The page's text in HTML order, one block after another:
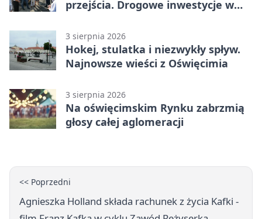
przejścia. Drogowe inwestycje w
3 sierpnia 2026
Hokej, stulatka i niezwykły spływ.
Najnowsze wieści z Oświęcimia
3 sierpnia 2026
Na oświęcimskim Rynku zabrzmią
głosy całej aglomeracji
<< Poprzedni
Agnieszka Holland składa rachunek z życia Kafki -